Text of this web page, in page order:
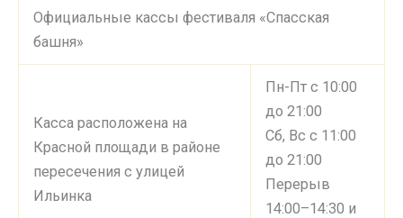
Официальные кассы фестиваля «Спасская
башня»
Касса расположена на
Красной площади в районе
пересечения с улицей
Ильинка
Пн-Пт с 10:00
до 21:00
Сб, Вс с 11:00
до 21:00
Перерыв
14:00–14:30 и